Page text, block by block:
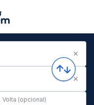
Volta (opcional)